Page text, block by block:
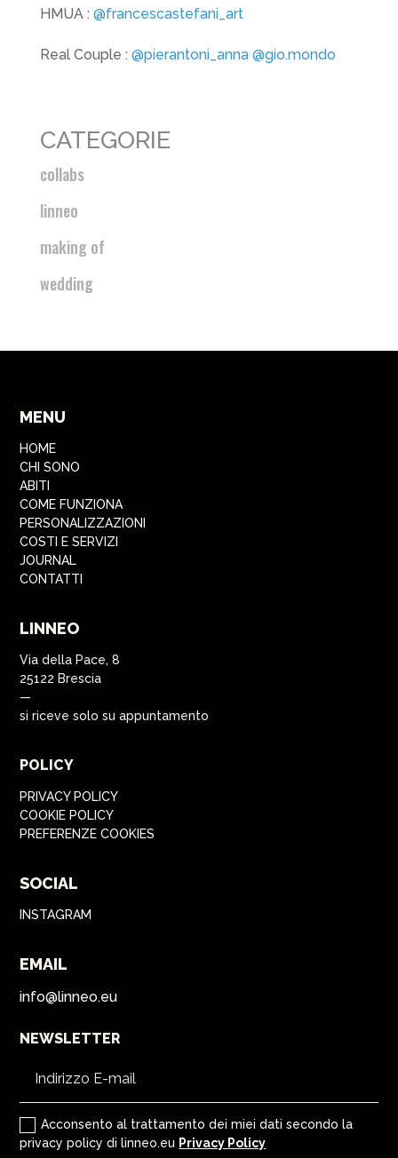
HMUA : @francescastefani_art
Real Couple : @pierantoni_anna @gio.mondo
CATEGORIE
collabs
linneo
making of
wedding
MENU
HOME
CHI SONO
ABITI
COME FUNZIONA
PERSONALIZZAZIONI
COSTI E SERVIZI
JOURNAL
CONTATTI
LINNEO
Via della Pace, 8
25122 Brescia
—
si riceve solo su appuntamento
POLICY
PRIVACY POLICY
COOKIE POLICY
PREFERENZE COOKIES
SOCIAL
INSTAGRAM
EMAIL
info@linneo.eu
NEWSLETTER
Acconsento al trattamento dei miei dati secondo la
privacy policy di linneo.eu Privacy Policy